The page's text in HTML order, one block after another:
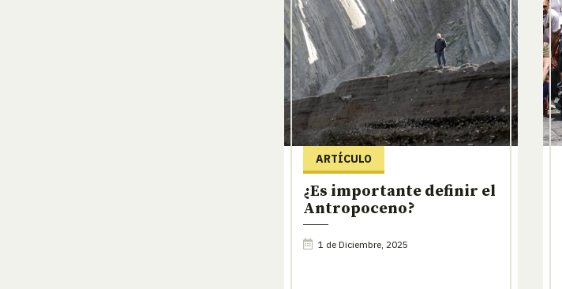
ARTÍCULO
¿Es importante definir el
Antropoceno?
1 de Diciembre, 2025